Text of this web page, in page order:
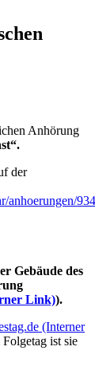
Anhörung
der
anhoerungen/
Gebäude des
Link)).
(Interner
ist sie